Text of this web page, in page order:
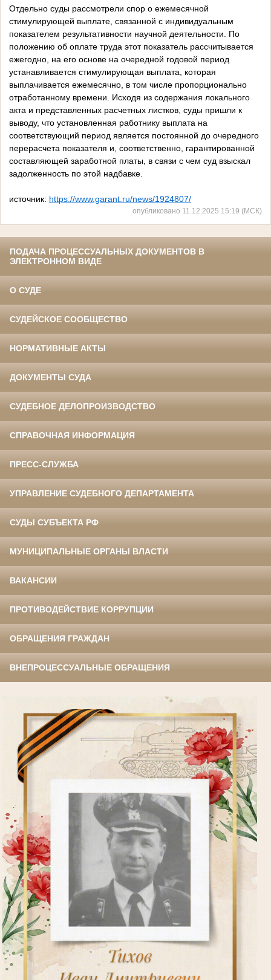
Отдельно суды рассмотрели спор о ежемесячной
стимулирующей выплате, связанной с индивидуальным
показателем результативности научной деятельности. По
положению об оплате труда этот показатель рассчитывается
ежегодно, на его основе на очередной годовой период
устанавливается стимулирующая выплата, которая
выплачивается ежемесячно, в том числе пропорционально
отработанному времени. Исходя из содержания локального
акта и представленных расчетных листков, суды пришли к
выводу, что установленная работнику выплата на
соответствующий период является постоянной до очередного
перерасчета показателя и, соответственно, гарантированной
составляющей заработной платы, в связи с чем суд взыскал
задолженность по этой надбавке.
источник: https://www.garant.ru/news/1924807/
опубликовано 11.12.2025 15:19 (МСК)
ПОДАЧА ПРОЦЕССУАЛЬНЫХ ДОКУМЕНТОВ В
ЭЛЕКТРОННОМ ВИДЕ
О СУДЕ
СУДЕЙСКОЕ СООБЩЕСТВО
НОРМАТИВНЫЕ АКТЫ
ДОКУМЕНТЫ СУДА
СУДЕБНОЕ ДЕЛОПРОИЗВОДСТВО
СПРАВОЧНАЯ ИНФОРМАЦИЯ
ПРЕСС-СЛУЖБА
УПРАВЛЕНИЕ СУДЕБНОГО ДЕПАРТАМЕНТА
СУДЫ СУБЪЕКТА РФ
МУНИЦИПАЛЬНЫЕ ОРГАНЫ ВЛАСТИ
ВАКАНСИИ
ПРОТИВОДЕЙСТВИЕ КОРРУПЦИИ
ОБРАЩЕНИЯ ГРАЖДАН
ВНЕПРОЦЕССУАЛЬНЫЕ ОБРАЩЕНИЯ